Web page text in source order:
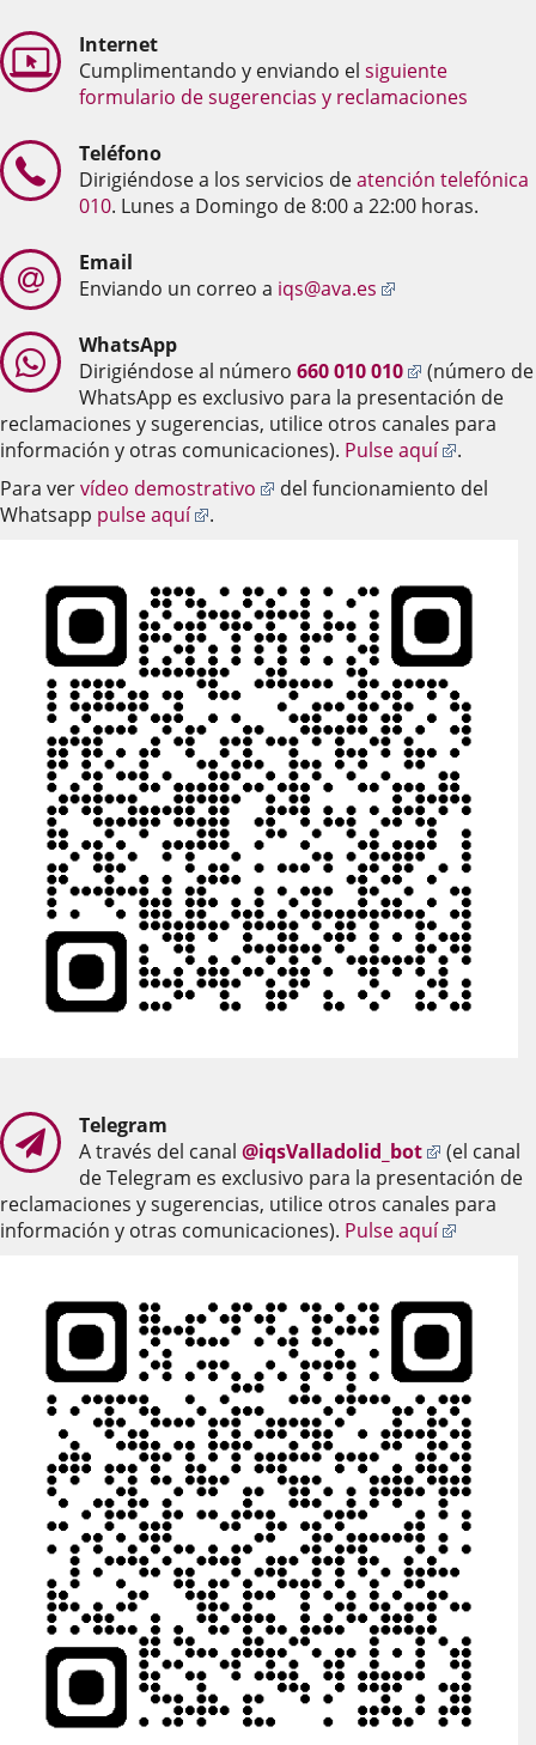
Internet
Cumplimentando y enviando el siguiente
formulario de sugerencias y reclamaciones
Teléfono
Dirigiéndose a los servicios deatención telefónica
010. Lunes a Domingo de 8:00 a 22:00 horas.
Email
Enviando un correo a iqs@ava.es
aplicación
externa.
WhatsApp
Dirigiéndose al número 660 010 010
Enlace
a
una
aplicación
externa.
(número de
WhatsApp es exclusivo para la presentación de
reclamaciones y sugerencias, utilice otros canales para
información y otras comunicaciones). Pulse aquí
Enlace
una
.
Para vervídeo demostrativo
Enlace
externa.
del funcionamiento del
Whatsapp pulse aquí
Enlace
aplicación
externa.
.
Telegram
A través del canal @iqsValladolid_bot
Enlace
a
una
aplicación
(el canal
de Telegram es exclusivo para la presentación de
reclamaciones y sugerencias, utilice otros canales para
información y otras comunicaciones). Pulse aquí